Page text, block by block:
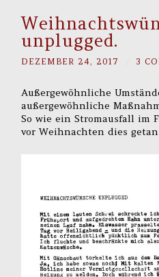
unplugged.
DEZEMBER 24, 2017 3
Außergewöhnliche
außergewöhnliche
So wie ein Stromausfall im
vor Weihnachten dies